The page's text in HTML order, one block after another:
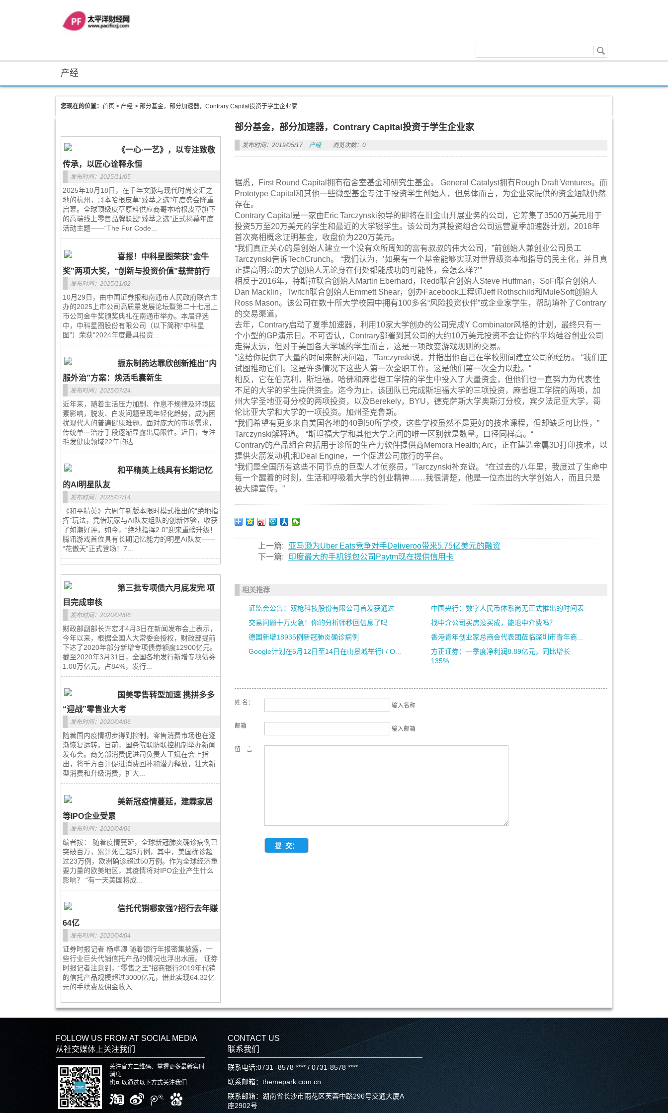
产经
您现在的位置： 首页 > 产经 > 部分基金，部分加速器，Contrary Capital投资于学生企业家
《一心·一艺》，以专注致敬
传承，以匠心诠释永恒
发布时间：2025/11/05
2025年10月18日，在千年文脉与现代时尚交汇之
地的杭州，哥本哈根皮草“臻萃之选”年度盛会隆重
启幕。全球顶级皮草原料供应商哥本哈根皮草旗下
的高端线上零售品牌联盟“臻萃之选”正式揭幕年度
活动主题——“The Fur Code...
喜报！中科星图荣获“金牛
奖”两项大奖，“创新与投资价值”载誉前行
发布时间：2025/11/02
10月29日，由中国证券报和南通市人民政府联合主
办的2025上市公司高质量发展论坛暨第二十七届上
市公司金牛奖颁奖典礼在南通市举办。本届评选
中，中科星图股份有限公司（以下简称“中科星
图”）荣获“2024年度最具投资...
振东制药达霏欣创新推出“内
服外治”方案：焕活毛囊新生
发布时间：2025/07/24
近年来，随着生活压力加剧、作息不规律及环境因
素影响，脱发、白发问题呈现年轻化趋势，成为困
扰现代人的普遍健康难题。面对庞大的市场需求，
传统单一治疗手段逐渐显露出局限性。近日，专注
毛发健康领域22年的达...
和平精英上线具有长期记忆
的AI明星队友
发布时间：2025/07/14
《和平精英》六周年新版本限时模式推出的“绝地指
挥”玩法，凭借玩家与AI队友组队的创新体验，收获
了如潮好评。如今，“绝地指挥2.0”迎来重磅升级！
腾讯游戏首位具有长期记忆能力的明星AI队友——
“花傲天”正式登场！7...
第三批专项债六月底发完 项
目完成审核
发布时间：2020/04/06
财政部副部长许宏才4月3日在新闻发布会上表示，
今年以来，根据全国人大常委会授权，财政部提前
下达了2020年部分新增专项债券额度12900亿元。
截至2020年3月31日，全国各地发行新增专项债券
1.08万亿元，占84%，发行...
国美零售转型加速 携拼多多
“迎战”零售业大考
发布时间：2020/04/06
随着国内疫情初步得到控制，零售消费市场也在逐
渐恢复运转。日前，国务院联防联控机制举办新闻
发布会。商务部消费促进司负责人王斌在会上指
出，将千方百计促进消费回补和潜力释放，壮大新
型消费和升级消费，扩大...
美新冠疫情蔓延，建霖家居
等IPO企业受累
发布时间：2020/04/06
编者按： 随着疫情蔓延，全球新冠肺炎确诊病例已
突破百万，累计死亡超5万例，其中，美国确诊超
过23万例，欧洲确诊超过50万例。作为全球经济重
要力量的欧美地区，其疫情将对IPO企业产生什么
影响？ “有一天美国将成...
信托代销哪家强?招行去年赚
64亿
发布时间：2020/04/04
证券时报记者 杨卓卿 随着银行年报密集披露，一
些行业巨头代销信托产品的情况也浮出水面。 证券
时报记者注意到，“零售之王”招商银行2019年代销
的信托产品规模超过3000亿元，借此实现64.32亿
元的手续费及佣金收入...
部分基金，部分加速器，Contrary Capital投资于学生企业家
发布时间：2019/05/17 产经 浏览次数：0
据悉，First Round Capital拥有宿舍室基金和研究生基金。 General Catalyst拥有Rough Draft Ventures。而
Prototype Capital和其他一些微型基金专注于投资学生创始人，但总体而言，为企业家提供的资金短缺仍然
存在。
Contrary Capital是一家由Eric Tarczynski领导的即将在旧金山开展业务的公司，它筹集了3500万美元用于
投资5万至20万美元的学生和最近的大学辍学生。该公司为其投资组合公司运营夏季加速器计划，2018年
首次亮相概念证明基金，收盘价为220万美元。
“我们真正关心的是创始人建立一个没有众所周知的富有叔叔的伟大公司，”前创始人兼创业公司员工
Tarczynski告诉TechCrunch。 “我们认为，’如果有一个基金能够实现对世界级资本和指导的民主化，并且真
正提高明亮的大学创始人无论身在何处都能成功的可能性，会怎么样?’”
相反于2016年，特斯拉联合创始人Martin Eberhard，Redd联合创始人Steve Huffman，SoFi联合创始人
Dan Macklin，Twitch联合创始人Emmett Shear，创办Facebook工程师Jeff Rothschild和MuleSoft创始人
Ross Mason。该公司在数十所大学校园中拥有100多名“风险投资伙伴”或企业家学生，帮助填补了Contrary
的交易渠道。
去年，Contrary启动了夏季加速器，利用10家大学创办的公司完成Y Combinator风格的计划，最终只有一
个小型的GP演示日。不可否认，Contrary部署到其公司的大约10万美元投资不会让你的平均硅谷创业公司
走得太远，但对于美国各大学城的学生而言，这是一项改变游戏规则的交易。
“这给你提供了大量的时间来解决问题，”Tarczynski说，并指出他自己在学校期间建立公司的经历。 “我们正
试图推动它们。这是许多情况下这些人第一次全职工作。这是他们第一次全力以赴。“
相反，它在伯克利，斯坦福，哈佛和麻省理工学院的学生中投入了大量资金，但他们也一直努力为代表性
不足的大学的学生提供资金。迄今为止，该团队已完成斯坦福大学的三项投资，麻省理工学院的两项，加
州大学圣地亚哥分校的两项投资，以及Berekely，BYU，德克萨斯大学奥斯汀分校，宾夕法尼亚大学，哥
伦比亚大学和大学的一项投资。加州圣克鲁斯。
“我们希望有更多来自美国各地的40到50所学校，这些学校虽然不是更好的技术课程，但却缺乏可比性，”
Tarczynski解释道。 “斯坦福大学和其他大学之间的唯一区别就是数量。口径同样高。“
Contrary的产品组合包括用于诊所的生产力软件提供商Memora Health; Arc，正在建造金属3D打印技术，以
提供火箭发动机;和Deal Engine，一个促进公司旅行的平台。
“我们是全国所有这些不同节点的巨型人才侦察员，”Tarczynski补充说。 “在过去的八年里，我度过了生命中
每一个醒着的时刻，生活和呼吸着大学的创业精神……我很清楚，他是一位杰出的大学创始人，而且只是
被大肆宣传。”
上一篇:
亚马逊为Uber Eats竞争对手Deliveroo带来5.75亿美元的融资
下一篇:
印度最大的手机钱包公司Paytm现在提供信用卡
相关推荐
证监会公告：双枪科技股份有限公司首发获通过
中国央行：数字人民币体系尚无正式推出的时间表
交易问题十万火急！你的分析师秒回信息了吗
找中介公司买房没买成，能退中介费吗？
德国新增18935例新冠肺炎确诊病例
香港青年创业家总商会代表团莅临深圳市青年商...
Google计划在5月12日至14日在山景城举行I / O...
方正证券：一季度净利润8.89亿元，同比增长
135%
姓 名： 输入名称
邮箱 输入邮箱
留 言:
FOLLOW US FROM AT SOCIAL MEDIA
从社交媒体上关注我们
关注官方二维码、掌握更多最新实时
消息
也可以通过以下方式关注我们
CONTACT US
联系我们
联系电话:0731 -8578 **** / 0731-8578 ****
联系邮箱：themepark.com.cn
联系邮箱：湖南省长沙市雨花区芙蓉中路296号交通大厦A
座2902号